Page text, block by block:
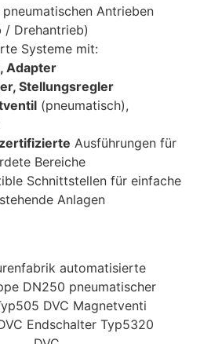
Antrieben
/ Drehantrieb)
Systeme mit:
Adapter
Stellungsregler
(pneumatisch),
Ausführungen für
Bereiche
Schnittstellen für einfache
Anlagen